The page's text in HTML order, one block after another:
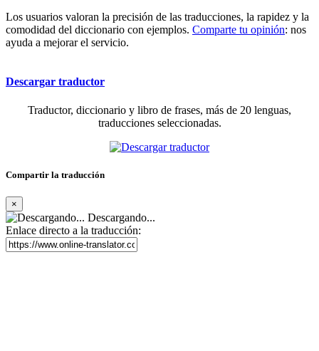
Los usuarios valoran la precisión de las traducciones, la rapidez y la
comodidad del diccionario con ejemplos. Comparte tu opinión: nos
ayuda a mejorar el servicio.
Descargar traductor
Traductor, diccionario y libro de frases, más de 20 lenguas,
traducciones seleccionadas.
Compartir la traducción
×
Descargando...
Enlace directo a la traducción: